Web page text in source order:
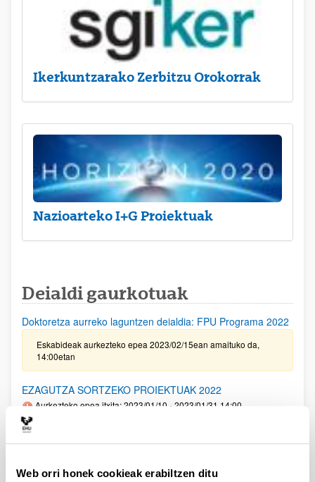
Web orri honek cookieak erabiltzen ditu
Ikerkuntzarako Zerbitzu Orokorrak
Nazioarteko I+G Proiektuak
Deialdi gaurkotuak
Doktoretza aurreko laguntzen deialdia: FPU Programa 2022
Eskabideak aurkezteko epea 2023/02/15ean amaituko da,
14:00etan
EZAGUTZA SORTZEKO PROIEKTUAK 2022
Aurkezteko epea itxita: 2023/01/10 - 2023/01/31 14:00
dokumentua argitaratu zen berriro, 2. puntua aldatu ondoren,